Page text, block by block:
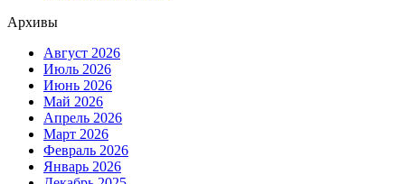
Архивы
Август 2026
Июль 2026
Июнь 2026
Май 2026
Апрель 2026
Март 2026
Февраль 2026
Январь 2026